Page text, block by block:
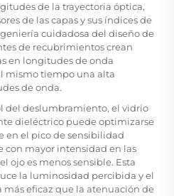
de la trayectoria óptica,
de las capas y sus índices de
cuidadosa del diseño de
de recubrimientos crean
en longitudes de onda
mismo tiempo una alta
de onda.
del deslumbramiento, el vidrio
dieléctrico puede optimizarse
en el pico de sensibilidad
con mayor intensidad en las
ojo es menos sensible. Esta
la luminosidad percibida y el
eficaz que la atenuación de